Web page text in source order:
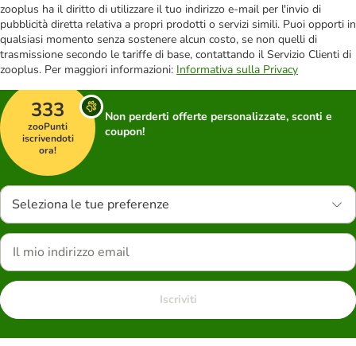
zooplus ha il diritto di utilizzare il tuo indirizzo e-mail per l'invio di
pubblicità diretta relativa a propri prodotti o servizi simili. Puoi opporti in
qualsiasi momento senza sostenere alcun costo, se non quelli di
trasmissione secondo le tariffe di base, contattando il Servizio Clienti di
zooplus. Per maggiori informazioni: Informativa sulla Privacy
333
zooPunti
iscrivendoti
ora!
Non perderti offerte personalizzate, sconti e
coupon!
Seleziona le tue preferenze
Iscriviti